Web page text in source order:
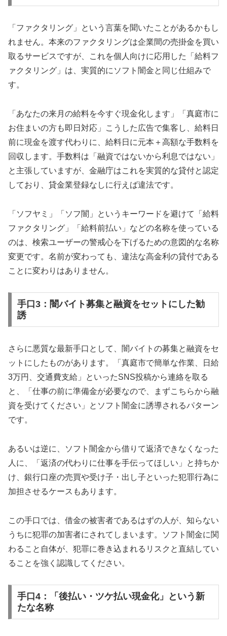
「ファクタリング」という言葉を聞いたことがあるかもし
れません。本来のファクタリングは企業間の売掛金を買い
取るサービスですが、これを個人向けに応用した「給料フ
ァクタリング」は、実質的にソフト闇金と同じ仕組みで
す。
「あなたの来月の給料を今すぐ現金化します」「真庭市に
お住まいの方も即日対応」こうした広告で集客し、給料日
前に現金を渡す代わりに、給料日に元本＋高額な手数料を
回収します。手数料は「融資ではないから利息ではない」
と主張していますが、金融庁はこれを実質的な貸付と認定
しており、貸金業登録なしに行えば違法です。
「ソフヤミ」「ソフ闇」というキーワードを避けて「給料
ファクタリング」「給料前払い」などの名称を使っている
のは、検索ユーザーの警戒心を下げるための意図的な名称
変更です。名前が変わっても、違法な高金利の貸付である
ことに変わりはありません。
手口3：闇バイト募集と融資をセットにした勧
誘
さらに悪質な最新手口として、闇バイトの募集と融資をセ
ットにしたものがあります。「真庭市で簡単な作業、日給
3万円、交通費支給」といったSNS投稿から連絡を取る
と、「仕事の前に準備金が必要なので、まずこちらから融
資を受けてください」とソフト闇金に誘導されるパターン
です。
あるいは逆に、ソフト闇金から借りて返済できなくなった
人に、「返済の代わりに仕事を手伝ってほしい」と持ちか
け、銀行口座の売買や受け子・出し子といった犯罪行為に
加担させるケースもあります。
この手口では、借金の被害者であるはずの人が、知らない
うちに犯罪の加害者にされてしまいます。ソフト闇金に関
わること自体が、犯罪に巻き込まれるリスクと直結してい
ることを強く認識してください。
手口4：「後払い・ツケ払い現金化」という新
たな名称